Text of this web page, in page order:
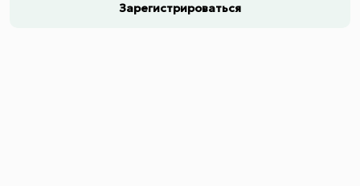
Зарегистрироваться